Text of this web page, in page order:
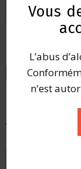
Vous
L’abus
n'est
Retour à
Autres